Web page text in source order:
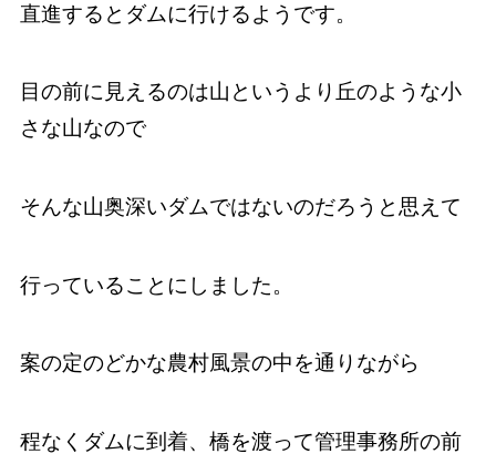
直進するとダムに行けるようです。
目の前に見えるのは山というより丘のような小
さな山なので
そんな山奥深いダムではないのだろうと思えて
行っていることにしました。
案の定のどかな農村風景の中を通りながら
程なくダムに到着、橋を渡って管理事務所の前